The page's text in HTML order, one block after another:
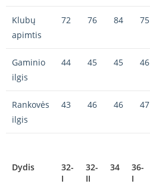
Klubų
apimtis
72 76 84 75
Gaminio
ilgis
44 45 45 46
Rankovės
ilgis
43 46 46 47
Dydis
32-
I
32-
II
34
36-
I